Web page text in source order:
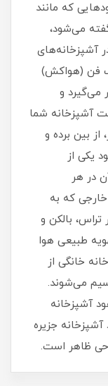
که مانند
می‌شود،
آشپزخانه‌های
فن (هواکش)
می‌گیرد و
آشپزخانه شما
بین برده و
یکی از
در هر
که به
بالکن و
طبیعی هوا
خانگی از
می‌شوند.
آشپزخانه
جزیره
ظاهر است.